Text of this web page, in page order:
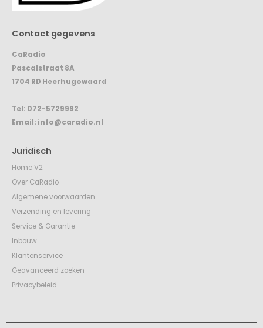
Contact gegevens
CaRadio
Pascalstraat 8A
1704 RD Heerhugowaard
Tel: 072-5729992
Email: info@caradio.nl
Juridisch
Home V2
Over CaRadio
Algemene voorwaarden
Verzending en levering
Service & Garantie
Inbouw
Klantenservice
Geavanceerd zoeken
Privacybeleid